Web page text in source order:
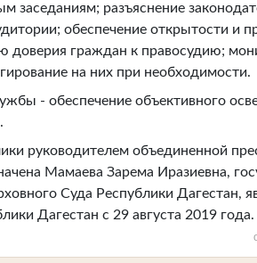
заседаниям; разъяснение
обеспечение открытости и
доверия граждан к правосудию;
на них при необходимости.
- обеспечение объективного
руководителем объединенной
Мамаева Зарема Иразиевна,
Суда Республики Дагестан,
Дагестан с 29 августа 2019 года.